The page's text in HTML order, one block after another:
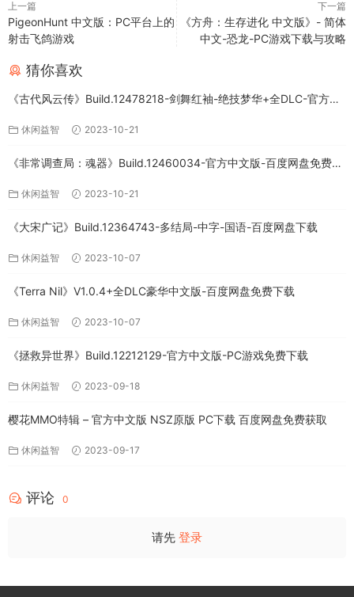
上一篇
PigeonHunt 中文版：PC平台上的
射击飞鸽游戏
下一篇
《方舟：生存进化 中文版》- 简体
中文-恐龙-PC游戏下载与攻略
猜你喜欢
《古代风云传》Build.12478218-剑舞红袖-绝技梦华+全DLC-官方中
休闲益智 2023-10-21
《非常调查局：魂器》Build.12460034-官方中文版-百度网盘免费下
休闲益智 2023-10-21
《大宋广记》Build.12364743-多结局-中字-国语-百度网盘下载
休闲益智 2023-10-07
《Terra Nil》V1.0.4+全DLC豪华中文版-百度网盘免费下载
休闲益智 2023-10-07
《拯救异世界》Build.12212129-官方中文版-PC游戏免费下载
休闲益智 2023-09-18
樱花MMO特辑 – 官方中文版 NSZ原版 PC下载 百度网盘免费获取
休闲益智 2023-09-17
评论 0
请先 登录